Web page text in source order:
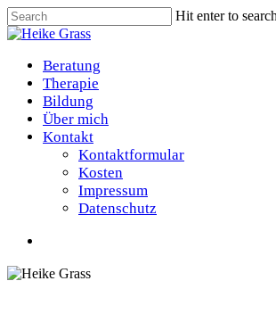
Skip
to
content
Hit enter to
Close
Menu
Beratung
Therapie
Bildung
Über mich
Kontakt
Kontaktformular
Kosten
Impressum
Datenschutz